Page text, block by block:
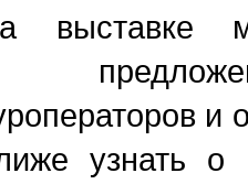
выставке
и
узнать о